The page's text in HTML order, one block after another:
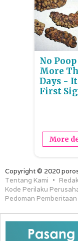
No
More
Days -
First
More
Copyright © 2020
Tentang Kami
Kode Perilaku
Pedoman